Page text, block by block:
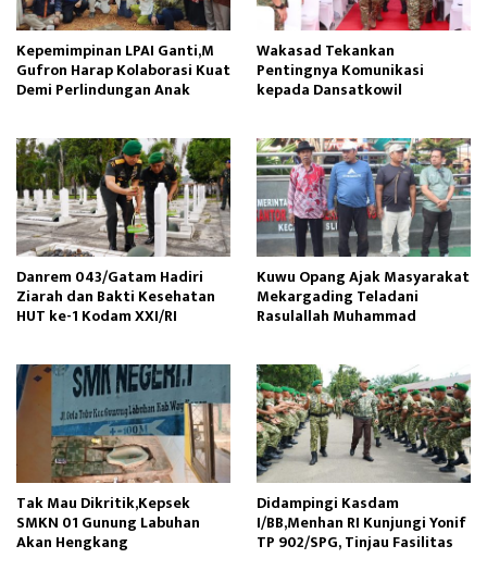
Kepemimpinan LPAI Ganti,M
Gufron Harap Kolaborasi Kuat
Demi Perlindungan Anak
Wakasad Tekankan
Pentingnya Komunikasi
kepada Dansatkowil
Danrem 043/Gatam Hadiri
Ziarah dan Bakti Kesehatan
HUT ke-1 Kodam XXI/RI
Kuwu Opang Ajak Masyarakat
Mekargading Teladani
Rasulallah Muhammad
Tak Mau Dikritik,Kepsek
SMKN 01 Gunung Labuhan
Akan Hengkang
Didampingi Kasdam
I/BB,Menhan RI Kunjungi Yonif
TP 902/SPG, Tinjau Fasilitas